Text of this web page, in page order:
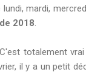
mardi,
2018.
totalement
il y a un petit